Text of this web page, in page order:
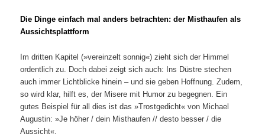
Die Dinge einfach mal anders betrachten: der Misthaufen als
Aussichtsplattform
Im dritten Kapitel (»vereinzelt sonnig«) zieht sich der Himmel
ordentlich zu. Doch dabei zeigt sich auch: Ins Düstre stechen
auch immer Lichtblicke hinein – und sie geben Hoffnung. Zudem,
so wird klar, hilft es, der Misere mit Humor zu begegnen. Ein
gutes Beispiel für all dies ist das »Trostgedicht« von Michael
Augustin: »Je höher / dein Misthaufen // desto besser / die
Aussicht«.